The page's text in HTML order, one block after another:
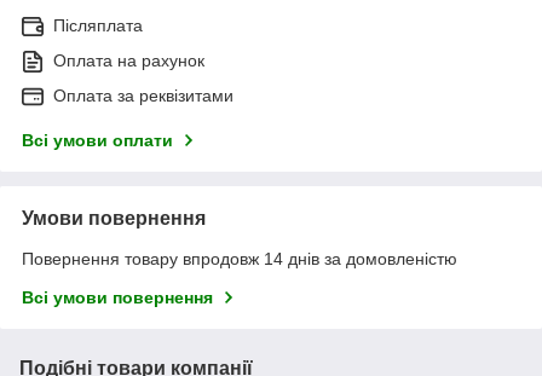
Післяплата
Оплата на рахунок
Оплата за реквізитами
Всі умови оплати
Умови повернення
Повернення товару впродовж 14 днів за домовленістю
Всі умови повернення
Подібні товари компанії